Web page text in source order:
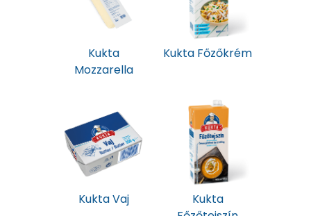
Kukta
Mozzarella
Kukta Főzőkrém
Kukta Vaj
Kukta